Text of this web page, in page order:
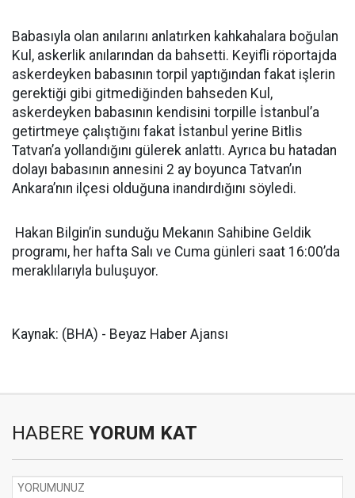
Babasıyla olan anılarını anlatırken kahkahalara boğulan
Kul, askerlik anılarından da bahsetti. Keyifli röportajda
askerdeyken babasının torpil yaptığından fakat işlerin
gerektiği gibi gitmediğinden bahseden Kul,
askerdeyken babasının kendisini torpille İstanbul’a
getirtmeye çalıştığını fakat İstanbul yerine Bitlis
Tatvan’a yollandığını gülerek anlattı. Ayrıca bu hatadan
dolayı babasının annesini 2 ay boyunca Tatvan’ın
Ankara’nın ilçesi olduğuna inandırdığını söyledi.
Hakan Bilgin’in sunduğu Mekanın Sahibine Geldik
programı, her hafta Salı ve Cuma günleri saat 16:00’da
meraklılarıyla buluşuyor.
Kaynak: (BHA) - Beyaz Haber Ajansı
HABERE YORUM KAT